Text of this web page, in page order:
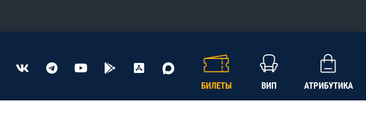
Конференция «Восток»
БИЛЕТЫ ВИП АТРИБУТИКА